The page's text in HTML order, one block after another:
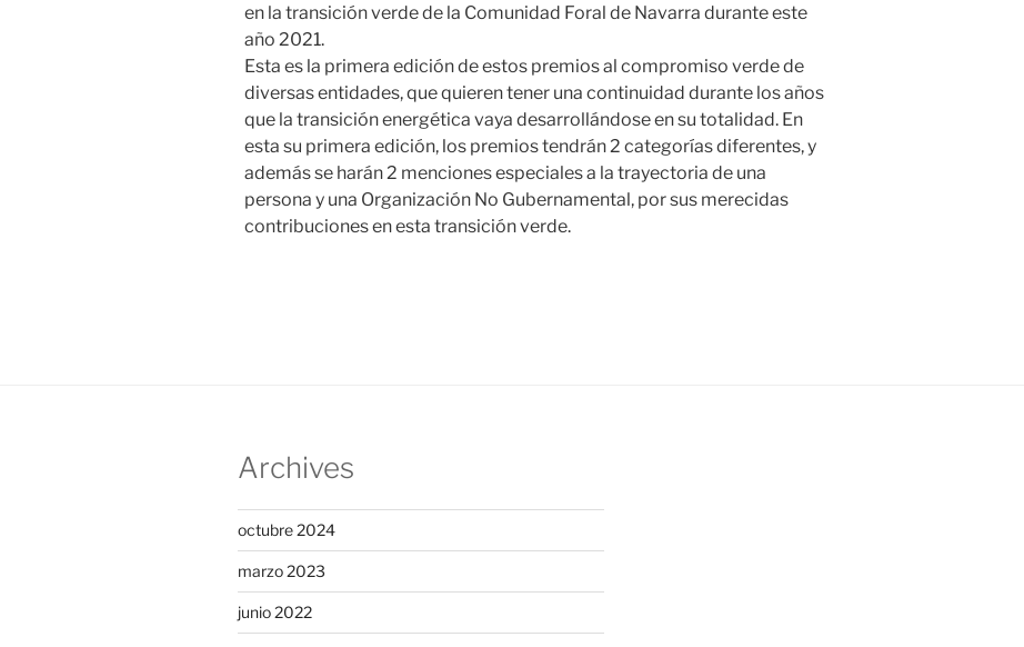
en la transición verde de la Comunidad Foral de Navarra durante este
año 2021.
Esta es la primera edición de estos premios al compromiso verde de
diversas entidades, que quieren tener una continuidad durante los años
que la transición energética vaya desarrollándose en su totalidad. En
esta su primera edición, los premios tendrán 2 categorías diferentes, y
además se harán 2 menciones especiales a la trayectoria de una
persona y una Organización No Gubernamental, por sus merecidas
contribuciones en esta transición verde.
Archives
octubre 2024
marzo 2023
junio 2022